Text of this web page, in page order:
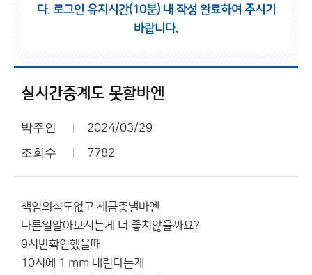
다. 로그인 유지시간(10분) 내 작성 완료하여 주시기
바랍니다.
실시간중계도 못할바엔
박주인 2024/03/29
조회수 7782
책임의식도없고 세금충낼바엔
다른일알아보시는게 더 좋치않을까요?
9시반확인했을때
10시에 1 mm 내린다는게